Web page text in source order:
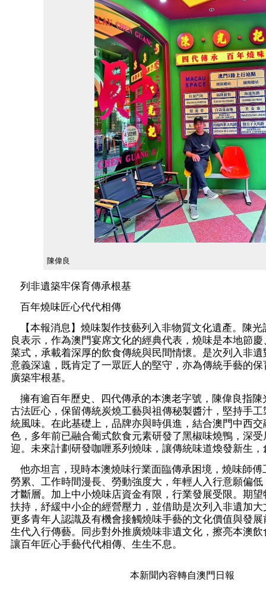
陳偉良
列非遺築牢保育傳承根基
百年燒味匠心代代相傳
【本報消息】燒味製作技藝列入非物質文化遺產。陳光
良表示，作為澳門宴席文化的經典代表，燒味是本地節
菜式，承載着深厚的飲食傳統與民間情懷。是次列入非
意義深遠，既肯定了一眾匠人的堅守，亦為傳統手藝的
廣築牢根基。
擁有逾百年歷史、四代傳承的本澳老字號，陳偉良指陳
古法匠心，保留傳統炭燒工藝與祖傳秘製醬汁，堅持手
統風味。在此基礎上，品牌亦與時俱進，結合澳門中西交
色，多年前已融合葡式飲食元素研發了黑椒味燒鴨，深受
迎。未來計劃研發咖喱系列燒味，讓傳統味道煥發新生，
他亦坦言，現時本澳燒味行業面臨傳承困境，燒味師傅
勞累、工作時間漫長、勞動強度大，年輕人入行意願偏
才斷層。加上中小燒味店資金有限，行業發展受限。期
扶持，紓緩中小企的經營壓力，並借助是次列入非遺加
更多青年人認識及有機會接觸燒味手藝的文化價值與發
生代入行傳藝。同步對外推廣燒味非遺文化，擦亮本澳
讓百年匠心手藝代代相傳、生生不息。
本新聞內容轉自澳門日報